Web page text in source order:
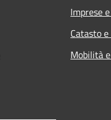
Imprese
Catasto
Mobilità